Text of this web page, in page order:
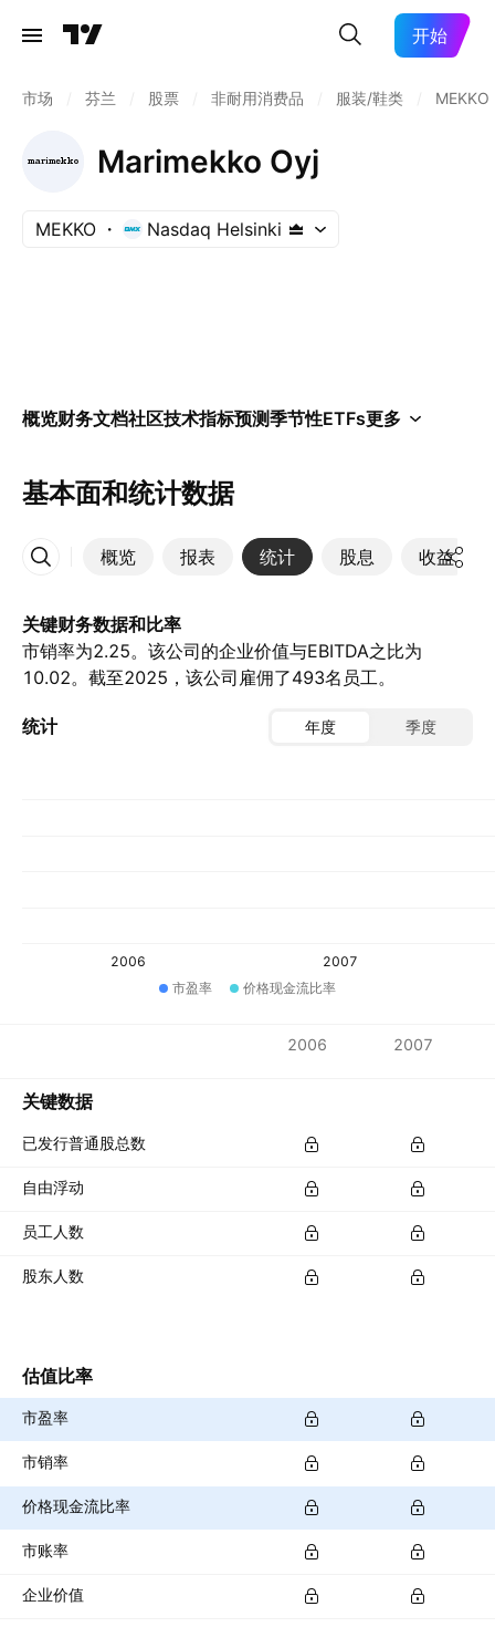
开始
市场 芬兰 股票 非耐用消费品 服装/鞋类 MEKKO
Marimekko Oyj
MEKKO Nasdaq Helsinki
概览财务文档社区技术指标预测季节性ETFs更多
基本面和统计数据
概览 报表 统计 股息 收益
更多
关键财务数据和比率
市销率为2.25。该公司的企业价值与EBITDA之比为
10.02。截至2025，该公司雇佣了493名员工。
统计 年度 季度
2006
2007
市盈率
价格现金流比率
2006 2007
关键数据
已发行普通股总数
自由浮动
员工人数
股东人数
估值比率
市盈率
市销率
价格现金流比率
市账率
企业价值